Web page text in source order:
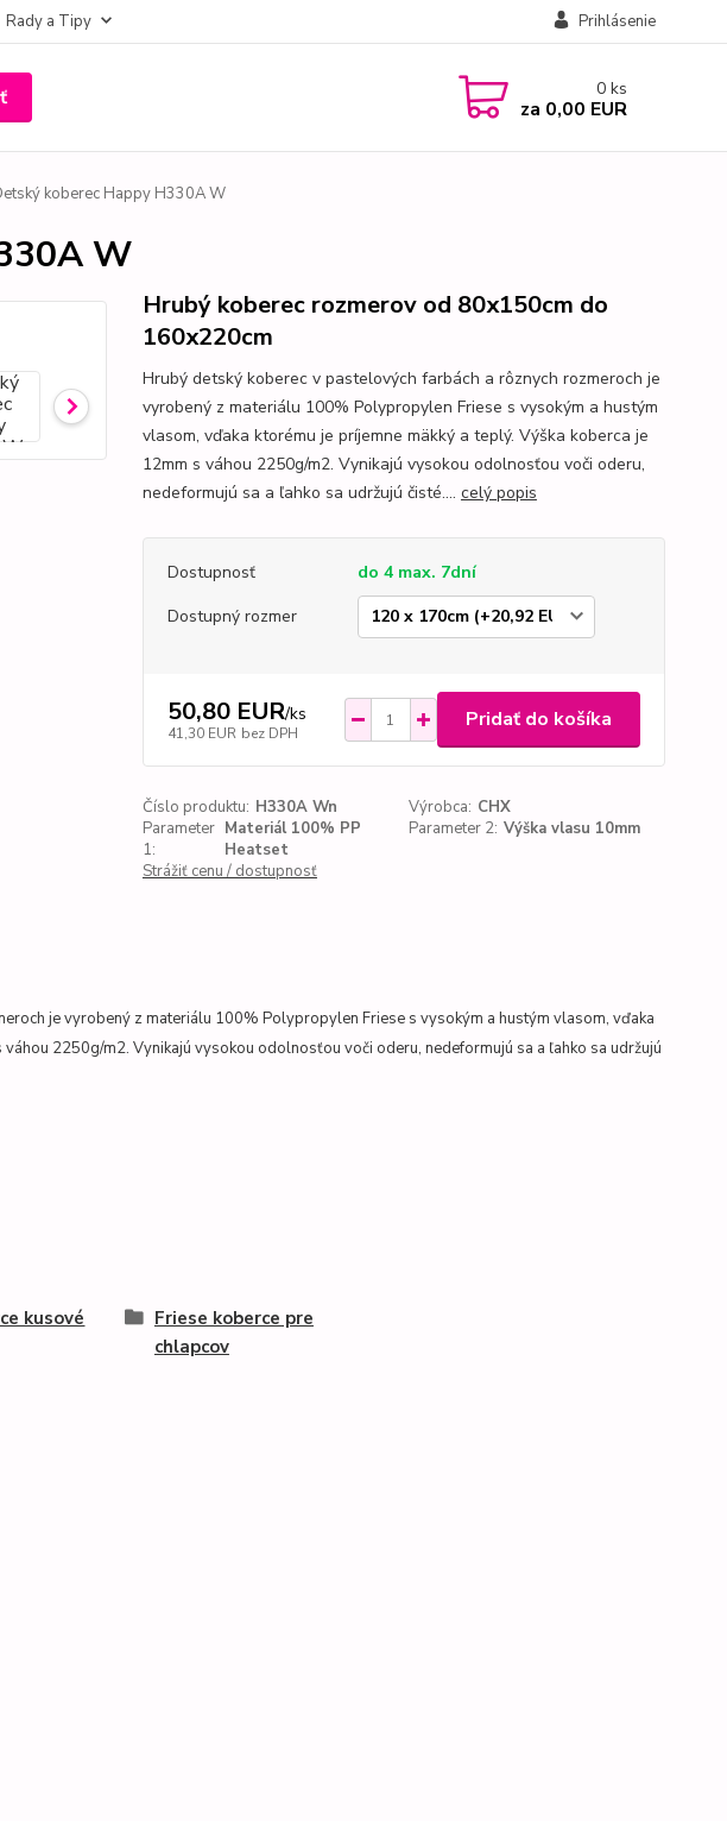
Rady a Tipy Prihlásenie
0 ks
za 0,00 EUR
koberec Happy H330A W
W
Hrubý koberec rozmerov od 80x150cm do
160x220cm
Hrubý detský koberec v pastelových farbách a rôznych rozmeroch je
vyrobený z materiálu 100% Polypropylen Friese s vysokým a hustým
vlasom, vďaka ktorému je príjemne mäkký a teplý. Výška koberca je
12mm s váhou 2250g/m2. Vynikajú vysokou odolnosťou voči oderu,
nedeformujú sa a ľahko sa udržujú čisté.... celý popis
Dostupnosť
do 4 max. 7dní
Dostupný rozmer
50,80 EUR/ks
41,30 EUR bez DPH
Pridať do košíka
Číslo produktu: H330A Wn Výrobca: CHX
Parameter
1:
Materiál 100% PP
Heatset
Parameter 2: Výška vlasu 10mm
Strážiť cenu / dostupnosť
je vyrobený z materiálu 100% Polypropylen Friese s vysokým a hustým vlasom, vďaka
2250g/m2. Vynikajú vysokou odolnosťou voči oderu, nedeformujú sa a ľahko sa udržujú
kusové
Friese koberce pre
chlapcov